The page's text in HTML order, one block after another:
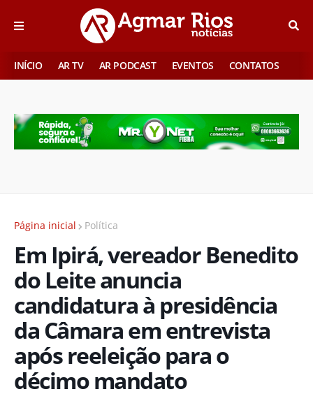
INÍCIO AR TV AR PODCAST EVENTOS CONTATOS
Página inicial Política
Em Ipirá, vereador Benedito
do Leite anuncia
candidatura à presidência
da Câmara em entrevista
após reeleição para o
décimo mandato